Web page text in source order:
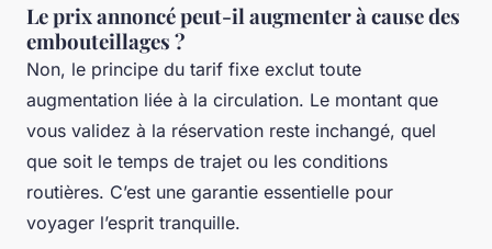
Le prix annoncé peut-il augmenter à cause des
embouteillages ?
Non, le principe du tarif fixe exclut toute
augmentation liée à la circulation. Le montant que
vous validez à la réservation reste inchangé, quel
que soit le temps de trajet ou les conditions
routières. C’est une garantie essentielle pour
voyager l’esprit tranquille.